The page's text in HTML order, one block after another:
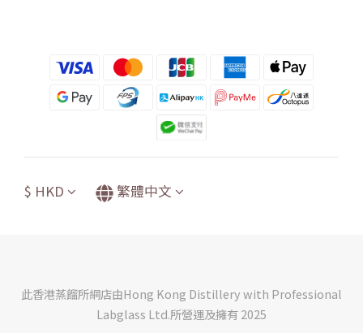
$ HKD 繁體中文
此香港蒸餾所網店由Hong Kong Distillery with Professional
Labglass Ltd.所營運及擁有 2025